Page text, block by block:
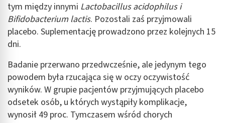
tym między innymi Lactobacillus acidophilus i
Bifidobacterium lactis. Pozostali zaś przyjmowali
placebo. Suplementację prowadzono przez kolejnych 15
dni.
Badanie przerwano przedwcześnie, ale jedynym tego
powodem była rzucająca się w oczy oczywistość
wyników. W grupie pacjentów przyjmujących placebo
odsetek osób, u których wystąpiły komplikacje,
wynosił 49 proc. Tymczasem wśród chorych